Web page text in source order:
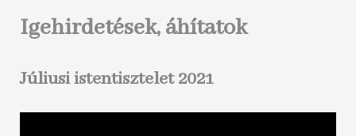
Igehirdetések, áhítatok
Júliusi istentisztelet 2021